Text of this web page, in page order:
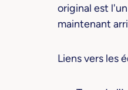
original est
maintenant
Liens vers les